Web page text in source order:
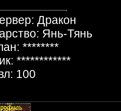
Дракон
Янь-Тянь
********
************
100